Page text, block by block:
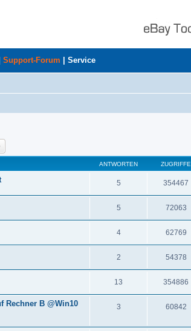
Support-Forum Service
ANTWORTEN ZUGRIFFE
5 354467
5 72063
4 62769
2 54378
13 354886
Rechner B @Win10
3 60842